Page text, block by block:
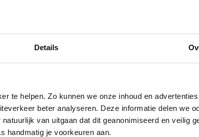
Details
te helpen. Zo kunnen we onze inhoud en
beter analyseren. Deze informatie delen we
van uitgaan dat dit geanonimiseerd en veilig
handmatig je voorkeuren aan.